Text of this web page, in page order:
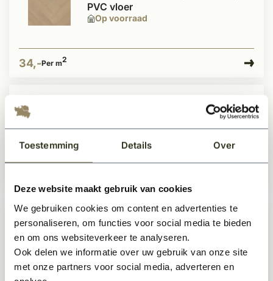
Toestemming Details Over
Deze website maakt gebruik van cookies
We gebruiken cookies om content en advertenties te
personaliseren, om functies voor social media te bieden
en om ons websiteverkeer te analyseren.
Ook delen we informatie over uw gebruik van onze site
met onze partners voor social media, adverteren en
Op voorraad
PVC vloer
34,-Per m2
Belakos Palazzo Hongaarse punt
Op voorraad
Belakos Palazzo 150 plak PVC vloer
stroken